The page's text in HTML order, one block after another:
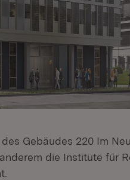
Gebäudes 220 Im
die Institute für